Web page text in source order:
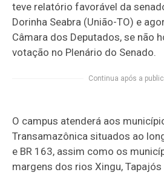
teve relatório favorável da
Dorinha Seabra (União-TO) e
Câmara dos Deputados, se não
votação no Plenário do Senado.
Continua após a
O campus atenderá aos
Transamazônica situados ao
e BR 163, assim como os
margens dos rios Xingu,